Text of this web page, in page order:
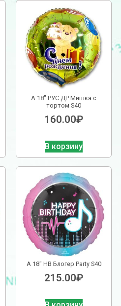
А 18″ РУС ДР Мишка с
тортом S40
160.00₽
В корзину
А 18″ НВ Блогер Party S40
215.00₽